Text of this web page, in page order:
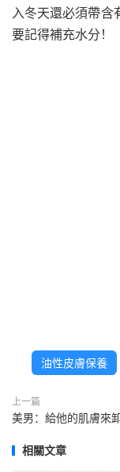
入冬天還必須帶含
要記得補充水分！
油性皮膚保養
上一篇
美男：給他的肌膚來
相關文章